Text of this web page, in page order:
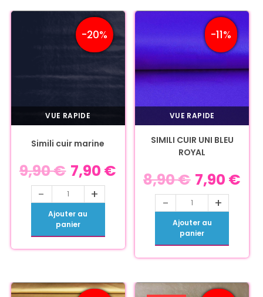
-20%
VUE RAPIDE
Simili cuir marine
9,90€ 7,90 €
- +
Ajouter au
panier
-11%
VUE RAPIDE
SIMILI CUIR UNI BLEU
ROYAL
8,90€ 7,90 €
- +
Ajouter au
panier